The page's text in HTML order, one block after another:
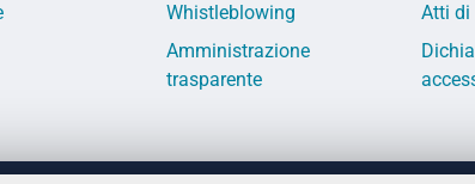
Whistleblowing
Amministrazione
trasparente
Atti di